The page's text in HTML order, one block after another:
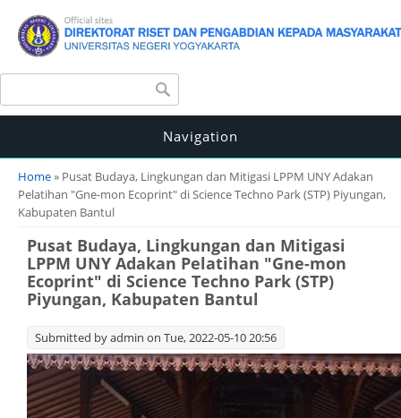
Search form
Navigation
You are here
Home» Pusat Budaya, Lingkungan dan Mitigasi LPPM UNY Adakan
Pelatihan "Gne-mon Ecoprint" di Science Techno Park (STP) Piyungan,
Kabupaten Bantul
Pusat Budaya, Lingkungan dan Mitigasi
LPPM UNY Adakan Pelatihan "Gne-mon
Ecoprint" di Science Techno Park (STP)
Piyungan, Kabupaten Bantul
Submitted byadmin on Tue, 2022-05-10 20:56